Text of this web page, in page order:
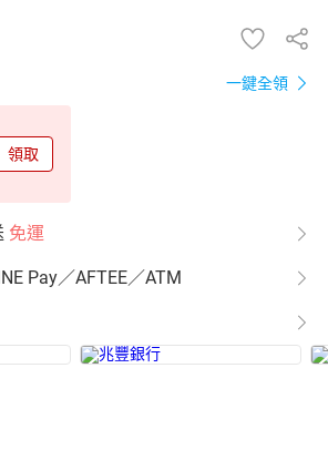
一鍵全領
領取
免運
Pay／AFTEE／ATM